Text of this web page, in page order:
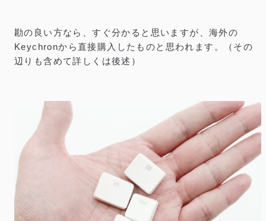
勘の良い方なら、すぐ分かると思いますが、海外の
Keychronから直接購入したものと思われます。（その
辺りも含めて詳しくは後述）